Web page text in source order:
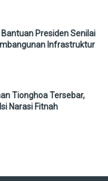
Bantuan Presiden Senilai
Infrastruktur
Tionghoa Tersebar,
Narasi Fitnah